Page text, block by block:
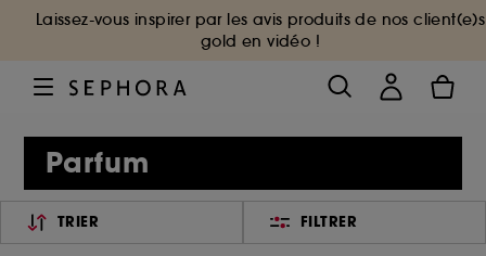
Laissez-vous inspirer par les avis produits de nos client(e)s
gold en vidéo !
Parfum
TRIER FILTRER